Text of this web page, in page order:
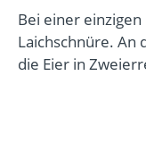
Bei einer
Laichschnüre. An
die Eier in